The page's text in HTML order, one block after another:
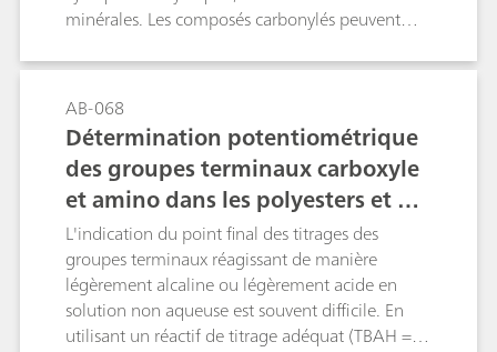
alcoolique en milieu non-aqueux. Le présent
facile de détermination de l’indice d’hydroxyle
selon les normes ASTM E1899-08 ou DIN
53240-2 avec un système de titrage entièrement
automatisé pour une grande variété
d’échantillons d’huiles industrielles.
minérales. Les composés carbonylés peuvent
pendant le stockage ou la transformation. Les
huiles biologiques de pyrolyse, en particulier,
sont connues pour compromettre la stabilité
pendant le stockage, la manipulation et
l'amélioration de la qualité. Ce bulletin décrit
une méthode de titrage analytique en milieux
aqueux et non aqueux pour la détermination de
composés carbonylés par titrage
potentiométrique.
AB-068
Détermination potentiométrique
des groupes terminaux carboxyle
et amino dans les polyesters et pol
yamides.
L'indication du point final des titrages des
groupes terminaux réagissant de manière
légèrement alcaline ou légèrement acide en
solution non aqueuse est souvent difficile. En
utilisant un réactif de titrage adéquat (TBAH =